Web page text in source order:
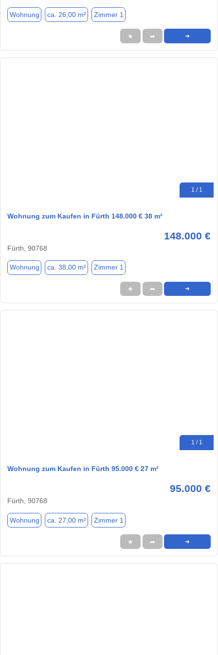
Wohnung ca. 26,00 m² Zimmer 1
★ ➦ ➜
1 / 1
Wohnung zum Kaufen in Fürth 148.000 € 38 m²
148.000 €
Fürth, 90768
Wohnung ca. 38,00 m² Zimmer 1
★ ➦ ➜
1 / 1
Wohnung zum Kaufen in Fürth 95.000 € 27 m²
95.000 €
Fürth, 90768
Wohnung ca. 27,00 m² Zimmer 1
★ ➦ ➜